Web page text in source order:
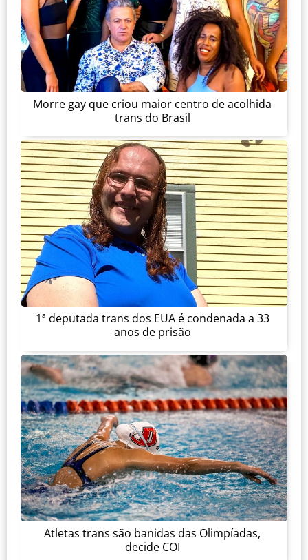
Morre gay que criou maior centro de acolhida
trans do Brasil
1ª deputada trans dos EUA é condenada a 33
anos de prisão
Atletas trans são banidas das Olimpíadas,
decide COI